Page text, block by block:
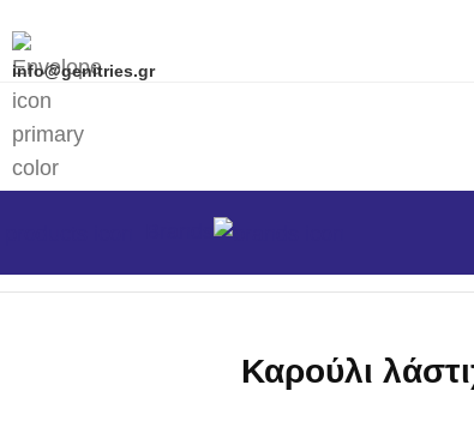
info@genitries.gr
Καρούλι